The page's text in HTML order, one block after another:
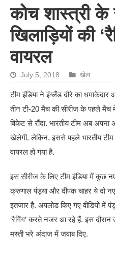
कोच शास्त्री के
खिलाड़ियों की
वायरल
July 5, 2018 खेल
टीम इंडिया ने इंग्लैंड दौरे का
तीन टी-20 मैच की सीरीज के पहले मैच
विकेट से रौंदा. भारतीय टीम अब अपना
खेलेगी. लेकिन, इससे पहले भारतीय टीम
वायरल हो गया है.
इस सीरीज के लिए टीम इंडिया में कुछ नए
क्रुणाल पंड्या और दीपक चाहर ये दो
इंतजार है. अपलोड किए गए वीडियो में
‘रैगिंग’ करते नजर आ रहे हैं. इस
मस्ती भरे अंदाज में जवाब दिए.